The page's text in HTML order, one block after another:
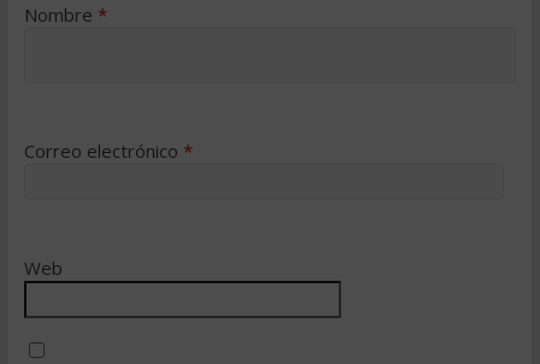
Nombre *
Correo electrónico *
Web